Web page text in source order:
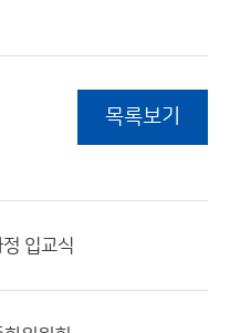
목록보기
입교식